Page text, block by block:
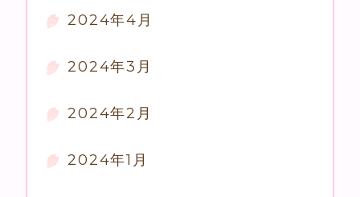
2024年4月
2024年3月
2024年2月
2024年1月